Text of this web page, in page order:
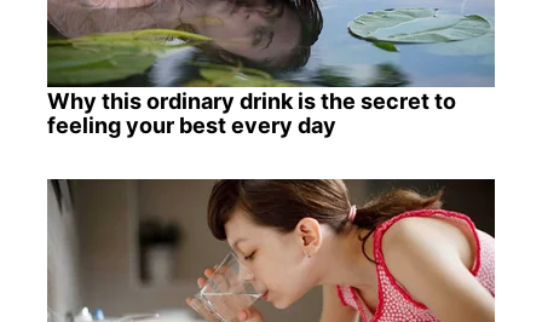
Why this ordinary drink is the secret to
feeling your best every day